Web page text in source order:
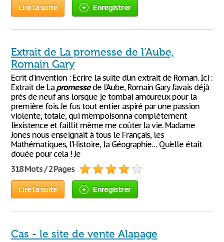
Lire la suite Enregistrer
Extrait de La promesse de l’Aube,
Romain Gary
Ecrit d’invention : Ecrire la suite d’un extrait de Roman. Ici :
Extrait de La promessede l’Aube, Romain Gary J’avais déjà
près de neuf ans lorsque je tombai amoureux pour la
première fois. Je fus tout entier aspiré par une passion
violente, totale, qui m’empoisonna complètement
l’existence et faillit même me coûter la vie. Madame
Jones nous enseignait à tous le Français, les
Mathématiques, l’Histoire, la Géographie… Qu’elle était
douée pour cela ! Je
318 Mots / 2 Pages
Lire la suite Enregistrer
Cas - le site de vente Alapage